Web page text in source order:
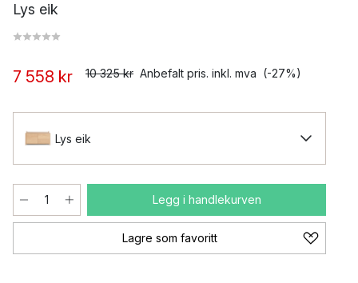
Lys eik
7 558 kr 10 325 kr Anbefalt pris. inkl. mva (-27%)
Lys eik
Legg i handlekurven
Lagre som favoritt